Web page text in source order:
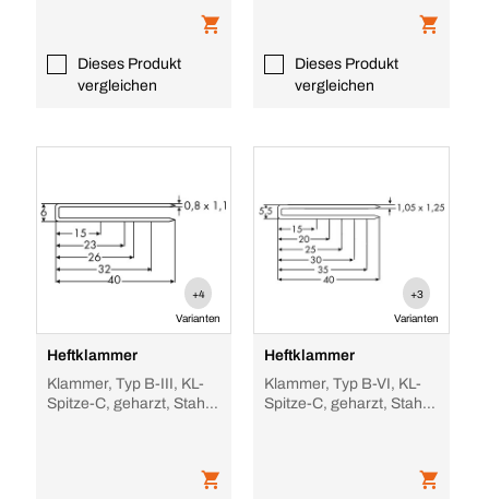
Dieses Produkt
vergleichen
Dieses Produkt
vergleichen
+4
Varianten
Heftklammer
Klammer, Typ B-III, KL-
Spitze-C, geharzt, Stahl,
+3
Varianten
Heftklammer
Klammer, Typ B-VI, KL-
Spitze-C, geharzt, Stahl,